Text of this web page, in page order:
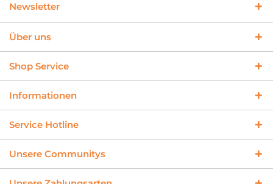
Newsletter
Über uns
Shop Service
Informationen
Service Hotline
Unsere Communitys